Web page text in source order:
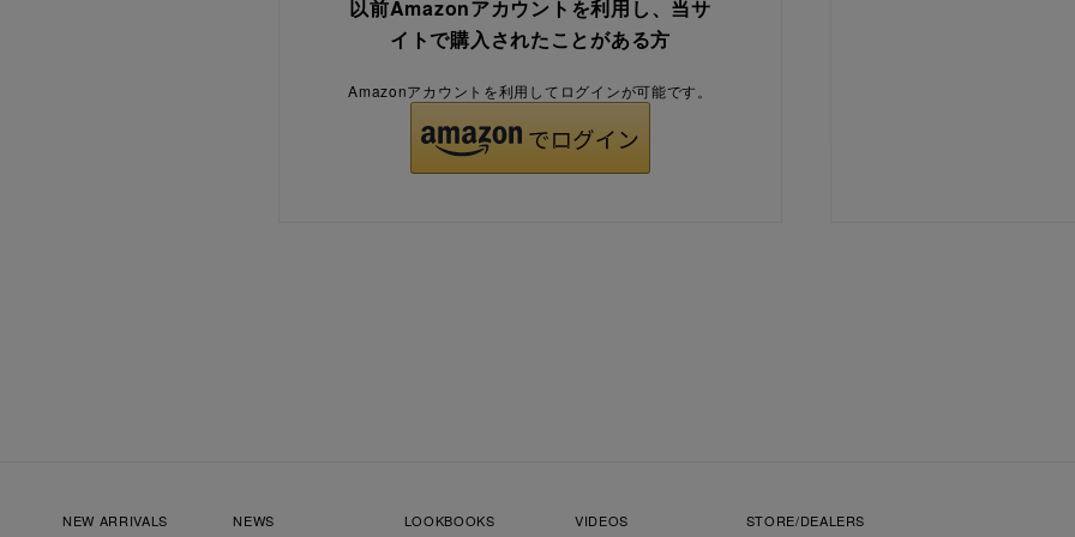
以前Amazonアカウントを利用し、当サ
イトで購入されたことがある方
Amazonアカウントを利用してログインが可能です。
NEW ARRIVALS NEWS LOOKBOOKS VIDEOS STORE/DEALERS